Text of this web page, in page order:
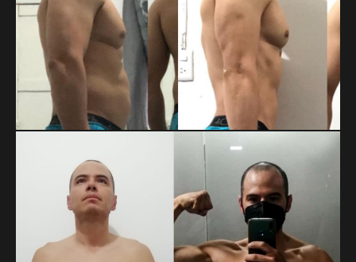
MARTIN DAHMLOW
Cambio enfocado a pérdida de grasa.